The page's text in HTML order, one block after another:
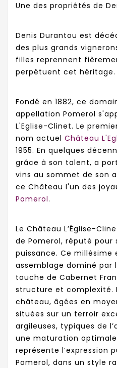
Une des propriétés de
Denis Durantou est
des plus grands
filles reprennent
perpétuent cet héritage.
Fondé en 1882, ce
appellation Pomerol
L'Eglise-Clinet. Le
nom actuel Château
1955. En quelques
grâce à son talent, a
vins au sommet de son
ce Château l'un des
Pomerol.
Le Château L’Église-
de Pomerol, réputé pour
puissance. Ce millésime
assemblage dominé par
touche de Cabernet
structure et complexité.
château, âgées en
situées sur un terroir
argileuses, typiques de
une maturation optimale
représente l’expression
Pomerol, dans un style